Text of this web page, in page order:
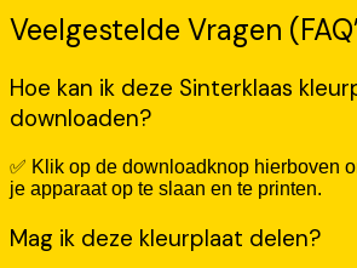
Veelgestelde Vragen
Hoe kan ik deze Sinterklaas
downloaden?
✅ Klik op de downloadknop hierboven
je apparaat op te slaan en te printen.
Mag ik deze kleurplaat delen?